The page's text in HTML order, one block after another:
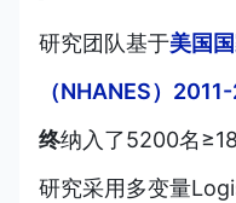
研究团队基于美国
（NHANES）
终纳入了5200名
研究采用多变量